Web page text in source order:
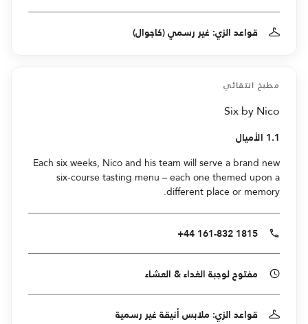
قواعد الزي: غير رسمي (كاجوال)
مطبخ انتقائي
Six by Nico
1.1 الأميال
Each six weeks, Nico and his team will serve a brand new
six-course tasting menu – each one themed upon a
different place or memory.
+44 161-832 1815
مفتوح لوجبة الغداء & العشاء
قواعد الزي: ملابس أنيقة غير رسمية